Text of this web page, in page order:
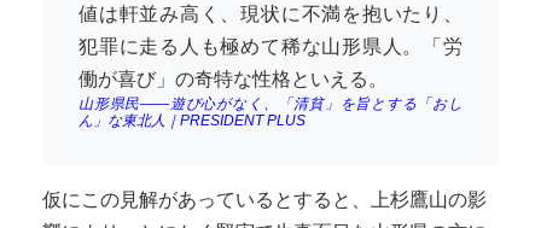
値は軒並み高く、現状に不満を抱いたり、
犯罪に走る人も極めて稀な山形県人。「労
働が喜び」の奇特な性格といえる。
山形県民――遊び心がなく、「清貧」を旨とする「おし
ん」な東北人｜PRESIDENT PLUS
仮にこの見解があっているとすると、上杉鷹山の影